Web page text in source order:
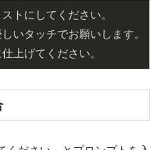
トにしてください。
いタッチでお願いします。
上げてください。